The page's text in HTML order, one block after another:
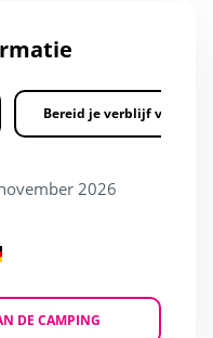
Bereid je verblijf voor
2026
DE CAMPING